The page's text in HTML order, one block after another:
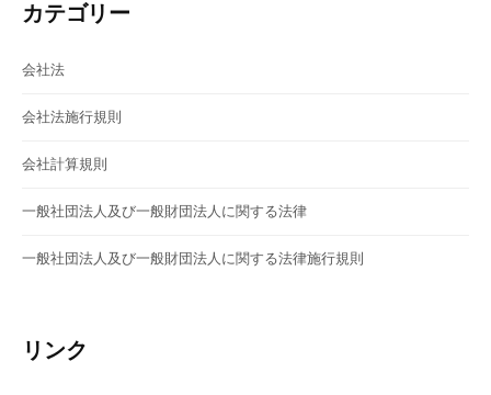
カテゴリー
会社法
会社法施行規則
会社計算規則
一般社団法人及び一般財団法人に関する法律
一般社団法人及び一般財団法人に関する法律施行規則
リンク